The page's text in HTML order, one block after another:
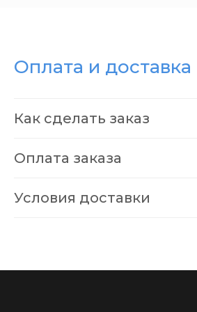
Оплата и доставка
Как сделать заказ
Оплата заказа
Условия доставки